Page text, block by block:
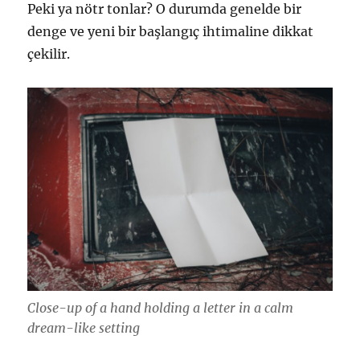
Peki ya nötr tonlar? O durumda genelde bir
denge ve yeni bir başlangıç ihtimaline dikkat
çekilir.
Close-up of a hand holding a letter in a calm
dream-like setting